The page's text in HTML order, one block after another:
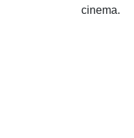
cinema.